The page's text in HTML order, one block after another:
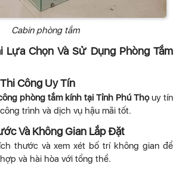
Cabin phòng tắm
Chọn Và Sử Dụng Phòng Tắm
Công Uy Tín
phòng tắm kính tại Tỉnh Phú Thọuy tín
trình và dịch vụ hậu mãi tốt.
Và Không Gian Lắp Đặt
thước và xem xét bố trí không gian để
và hài hòa với tổng thể.